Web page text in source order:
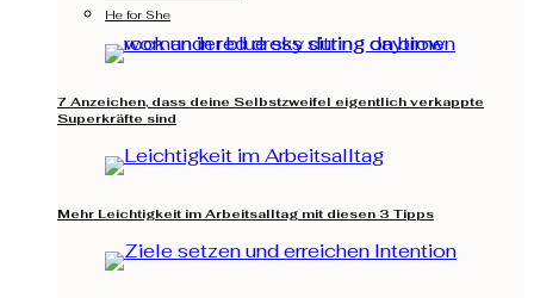
He for She
7 Anzeichen, dass deine Selbstzweifel eigentlich verkappte
Superkräfte sind
Mehr Leichtigkeit im Arbeitsalltag mit diesen 3 Tipps